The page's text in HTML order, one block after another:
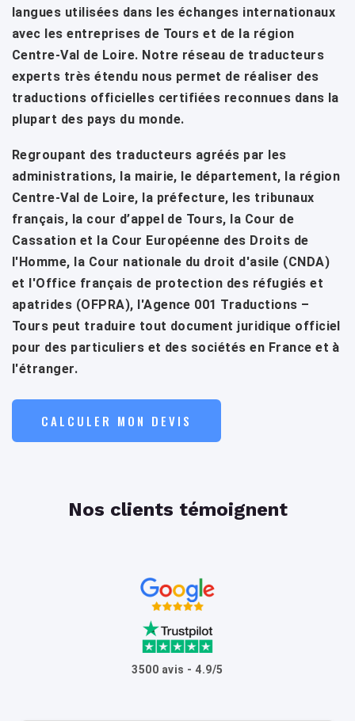
langues utilisées dans les échanges internationaux
avec les entreprises de Tours et de la région
Centre-Val de Loire. Notre réseau de traducteurs
experts très étendu nous permet de réaliser des
traductions officielles certifiées reconnues dans la
plupart des pays du monde.
Regroupant des traducteurs agréés par les
administrations, la mairie, le département, la région
Centre-Val de Loire, la préfecture, les tribunaux
français, la cour d’appel de Tours, la Cour de
Cassation et la Cour Européenne des Droits de
l'Homme, la Cour nationale du droit d'asile (CNDA)
et l'Office français de protection des réfugiés et
apatrides (OFPRA), l'Agence 001 Traductions –
Tours peut traduire tout document juridique officiel
pour des particuliers et des sociétés en France et à
l'étranger.
CALCULER MON DEVIS
Nos clients témoignent
3500 avis - 4.9/5